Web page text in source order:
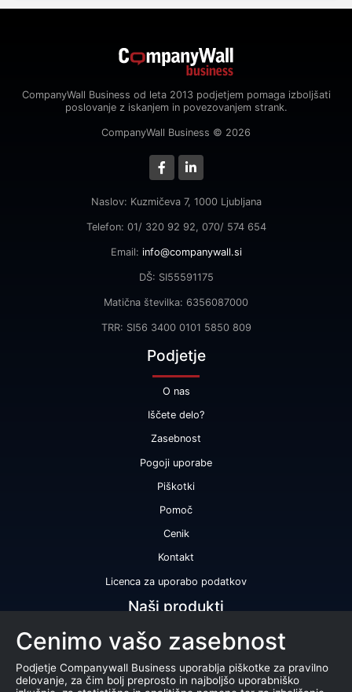
CompanyWall Business od leta 2013 podjetjem pomaga izboljšati
poslovanje z iskanjem in povezovanjem strank.
CompanyWall Business © 2026
Naslov: Kuzmičeva 7, 1000 Ljubljana
Telefon: 01/ 320 92 92, 070/ 574 654
Email: info@companywall.si
DŠ: SI55591175
Matična številka: 6356087000
TRR: SI56 3400 0101 5850 809
Podjetje
O nas
Iščete delo?
Zasebnost
Pogoji uporabe
Piškotki
Pomoč
Cenik
Kontakt
Licenca za uporabo podatkov
Naši produkti
Bonitetna ocena
Bonitetno poročilo
Certifikat bonitetne odličnosti
Cenimo vašo zasebnost
Podjetje Companywall Business uporablja piškotke za pravilno
delovanje, za čim bolj preprosto in najboljšo uporabniško